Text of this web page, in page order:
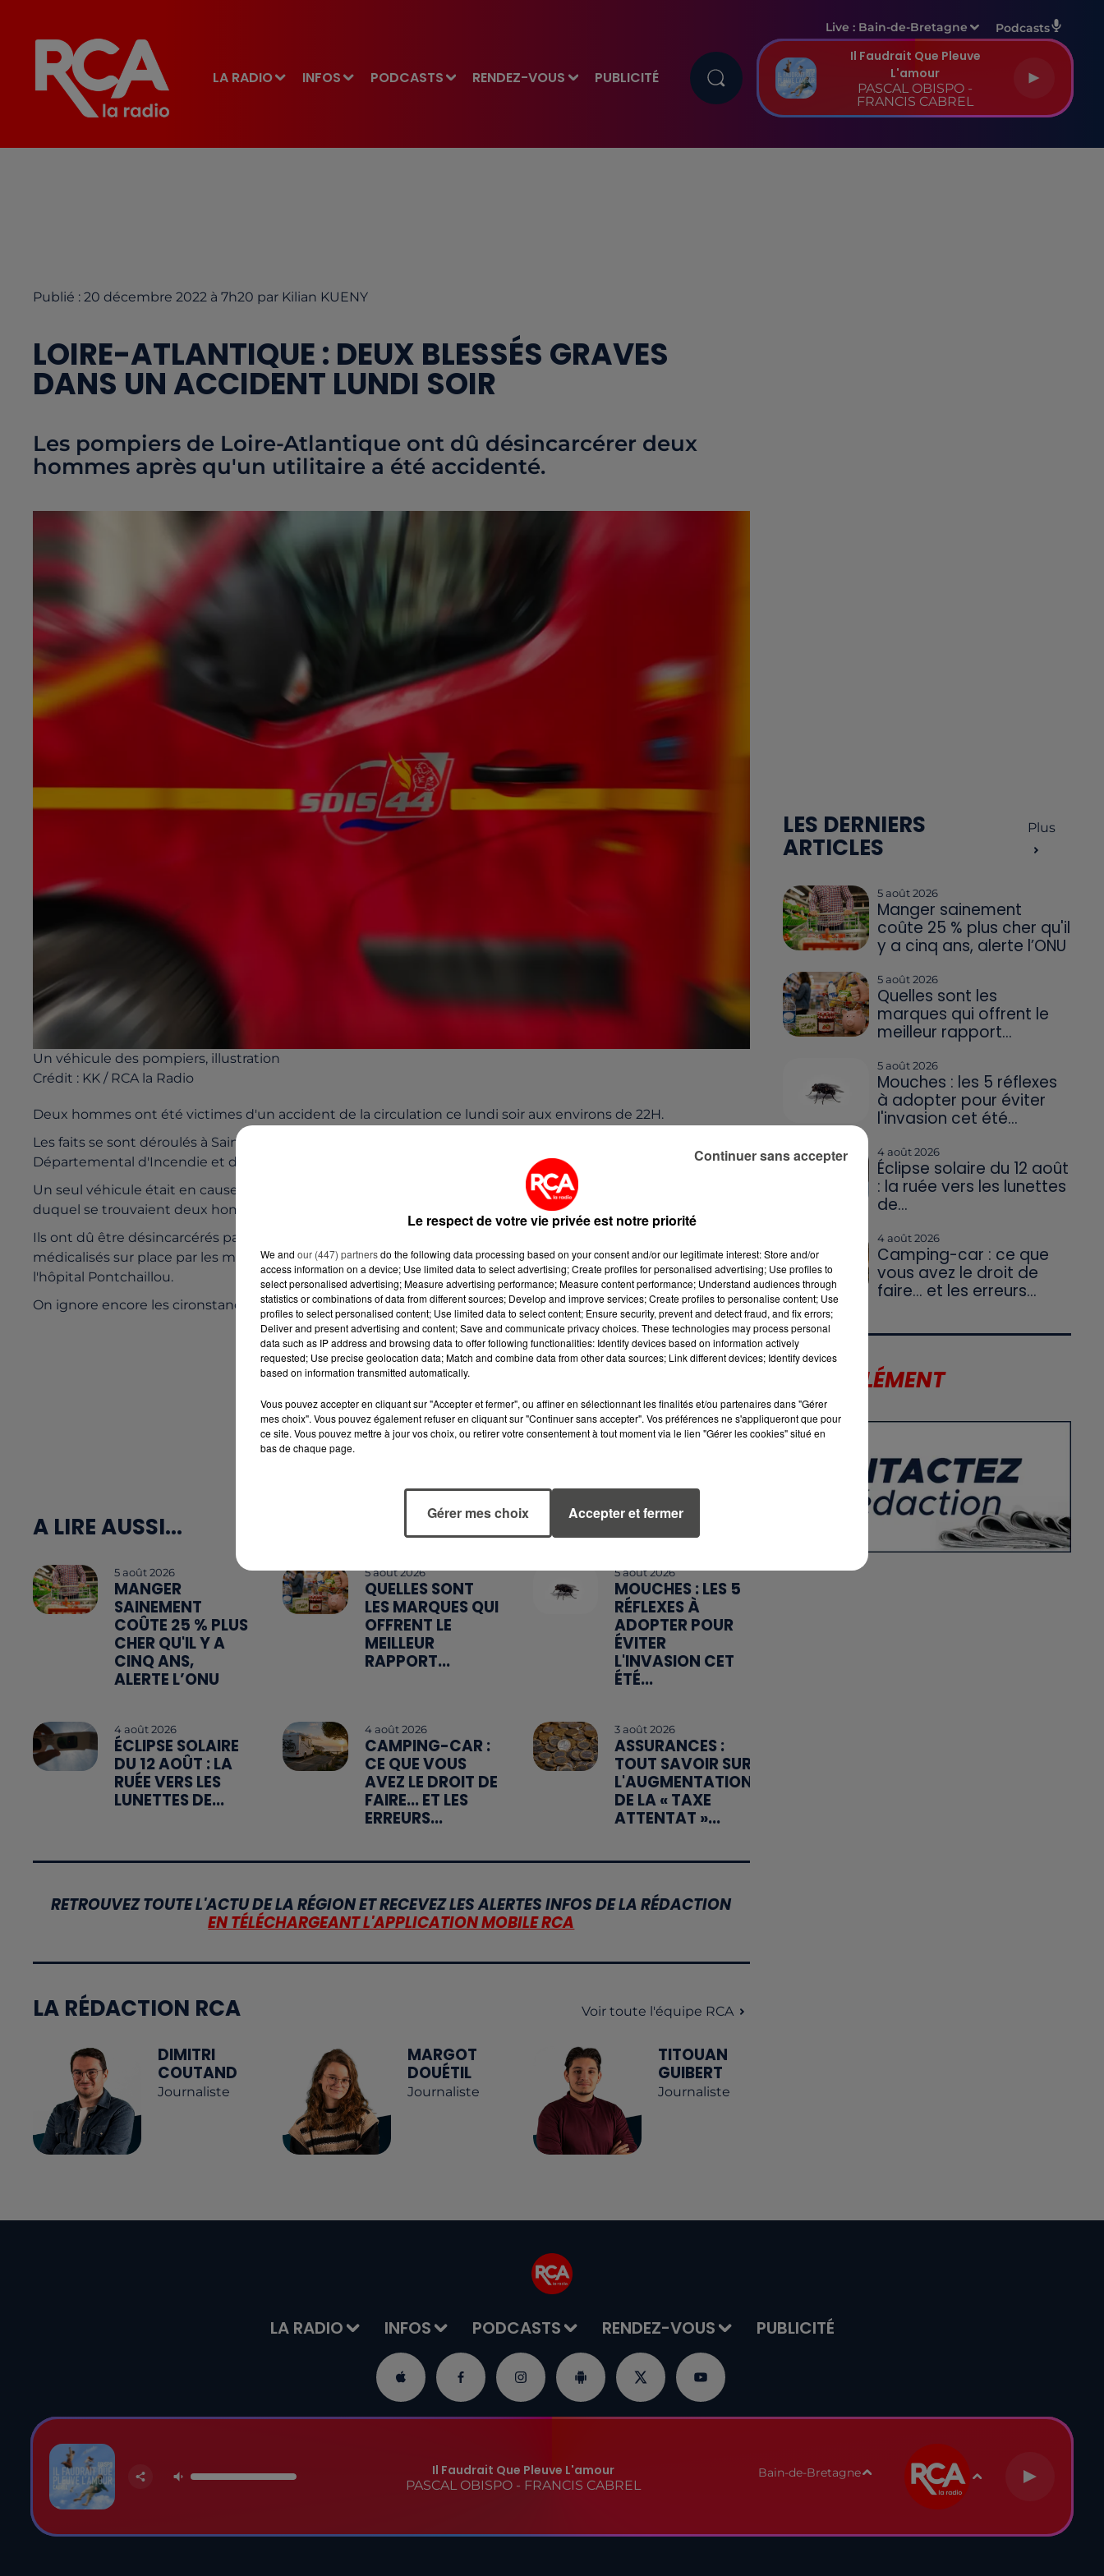
LA RADIO INFOS PODCASTS RENDEZ-VOUS PUBLICITÉ
Live : Bain-de-Bretagne Podcasts
Il Faudrait Que Pleuve
L'amour
PASCAL OBISPO -
FRANCIS CABREL
Publié : 20 décembre 2022 à 7h20 par Kilian KUENY
LOIRE-ATLANTIQUE : DEUX BLESSÉS GRAVES
DANS UN ACCIDENT LUNDI SOIR
Les pompiers de Loire-Atlantique ont dû désincarcérer deux
hommes après qu'un utilitaire a été accidenté.
Un véhicule des pompiers, illustration
Crédit : KK / RCA la Radio
Deux hommes ont été victimes d'un accident de la circulation ce lundi soir aux environs de 22H.
Les faits se sont déroulés à Saint-Nicolas-de-Redon, à la lisière avec l'Ille-et-Vilaine, selon le Service
Départemental d'Incendie et de Secours de Loire-Atlantique.
Un seul véhicule était en cause dans cet accident, un véhicule utilitaire, toujours selon les secours, à bord
duquel se trouvaient deux hommes âgés de 43 et 47 ans.
Ils ont dû être désincarcérés par les pompiers. Tous deux blessés grièvement, les quadragénaires ont été
médicalisés sur place par les médecins du SMUR de Rennes venus sur les lieux, avant de les évacuer vers
l'hôpital Pontchaillou.
On ignore encore les cironstances de cet accident.
A LIRE AUSSI...
5 août 2026
MANGER
SAINEMENT
COÛTE 25 % PLUS
CHER QU'IL Y A
CINQ ANS,
ALERTE L’ONU
5 août 2026
QUELLES SONT
LES MARQUES QUI
OFFRENT LE
MEILLEUR
RAPPORT...
5 août 2026
MOUCHES : LES 5
RÉFLEXES À
ADOPTER POUR
ÉVITER
L'INVASION CET
ÉTÉ...
4 août 2026
ÉCLIPSE SOLAIRE
DU 12 AOÛT : LA
RUÉE VERS LES
LUNETTES DE...
4 août 2026
CAMPING-CAR :
CE QUE VOUS
AVEZ LE DROIT DE
FAIRE... ET LES
ERREURS...
3 août 2026
ASSURANCES :
TOUT SAVOIR SUR
L'AUGMENTATION
DE LA « TAXE
ATTENTAT »...
RETROUVEZ TOUTE L'ACTU DE LA RÉGION ET RECEVEZ LES ALERTES INFOS DE LA RÉDACTION
EN TÉLÉCHARGEANT L'APPLICATION MOBILE RCA
LA RÉDACTION RCA Voir toute l'équipe RCA
DIMITRI
COUTAND
Journaliste
MARGOT
DOUÉTIL
Journaliste
TITOUAN
GUIBERT
Journaliste
LES DERNIERS
ARTICLES
Plus
5 août 2026
Manger sainement
coûte 25 % plus cher qu'il
y a cinq ans, alerte l’ONU
5 août 2026
Quelles sont les
marques qui offrent le
meilleur rapport...
5 août 2026
Mouches : les 5 réflexes
à adopter pour éviter
l'invasion cet été...
4 août 2026
Éclipse solaire du 12 août
: la ruée vers les lunettes
de...
4 août 2026
Camping-car : ce que
vous avez le droit de
faire... et les erreurs...
LE SUPPLÉMENT
LA RADIO INFOS PODCASTS RENDEZ-VOUS PUBLICITÉ
Il Faudrait Que Pleuve L'amour
PASCAL OBISPO - FRANCIS CABREL
Bain-de-Bretagne
Le respect de votre vie privée est notre priorité
We and our (447) partnersdo the following data processing based on your consent and/or our legitimate interest: Store and/or
access information on a device; Use limited data to select advertising; Create profiles for personalised advertising; Use profiles to
select personalised advertising; Measure advertising performance; Measure content performance; Understand audiences through
statistics or combinations of data from different sources; Develop and improve services; Create profiles to personalise content; Use
profiles to select personalised content; Use limited data to select content; Ensure security, prevent and detect fraud, and fix errors;
Deliver and present advertising and content; Save and communicate privacy choices. These technologies may process personal
data such as IP address and browsing data to offer following functionalities: Identify devices based on information actively
requested; Use precise geolocation data; Match and combine data from other data sources; Link different devices; Identify devices
based on information transmitted automatically.
Vous pouvez accepter en cliquant sur "Accepter et fermer", ou affiner en sélectionnant les finalités et/ou partenaires dans "Gérer
mes choix". Vous pouvez également refuser en cliquant sur "Continuer sans accepter". Vos préférences ne s'appliqueront que pour
ce site. Vous pouvez mettre à jour vos choix, ou retirer votre consentement à tout moment via le lien "Gérer les cookies" situé en
bas de chaque page.
Gérer mes choix Accepter et fermer
Continuer sans accepter